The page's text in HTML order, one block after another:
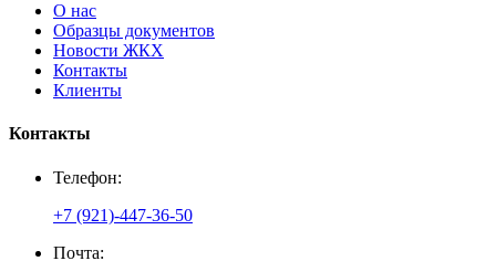
О нас
Образцы документов
Новости ЖКХ
Контакты
Клиенты
Контакты
Телефон:
+7 (921)-447-36-50
Почта: